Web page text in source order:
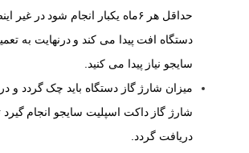
حداقل هر ۶ماه یکبار انجام شود در
دستگاه افت پیدا می کند و درنهایت به
سایجو نیاز پیدا می کنید.
میزان شارژ گاز دستگاه باید چک گردد و
شارژ گاز داکت اسپلیت سایجو انجام
دریافت گردد.